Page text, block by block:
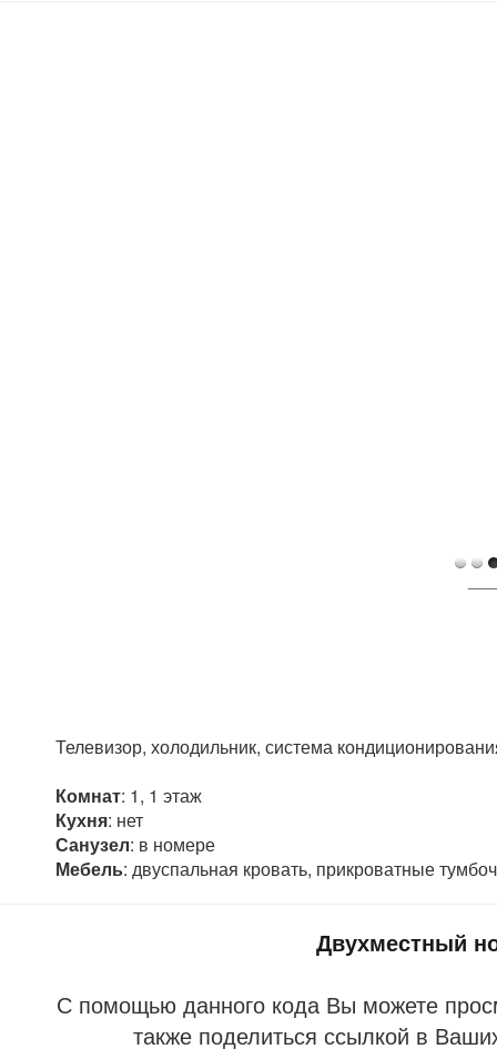
Телевизор, холодильник, система
Комнат: 1, 1 этаж
Кухня: нет
Санузел: в номере
Мебель: двуспальная кровать, прикроватные
Двухместный
С помощью данного кода Вы можете
также поделиться ссылкой в